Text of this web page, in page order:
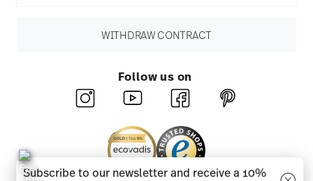
WITHDRAW CONTRACT
Follow us on
Subscribe to our newsletter and receive a 10%